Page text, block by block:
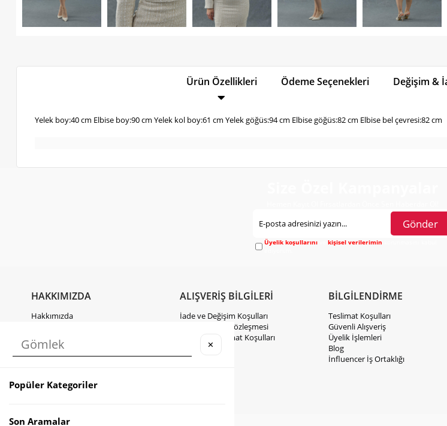
Ürün Özellikleri Ödeme Seçenekleri Değişim &
Yelek boy:40 cm Elbise boy:90 cm Yelek kol boy:61 cm Yelek göğüs:94 cm Elbise göğüs:82 cm Elbise bel çevresi:82 cm
Gönder
Üyelik koşullarını vekişisel verilerimin
HAKKIMIZDA
Hakkımızda
KVKK Hakkında Bilgilendirme
İletişim
Instagram
ALIŞVERİŞ BİLGİLERİ
İade ve Değişim Koşulları
Mesafeli Satış Sözleşmesi
Kargo ve Teslimat Koşulları
BİLGİLENDİRME
Teslimat Koşulları
Güvenli Alışveriş
Üyelik İşlemleri
Blog
İnfluencer İş Ortaklığı
✕
Popüler Kategoriler
Son Aramalar